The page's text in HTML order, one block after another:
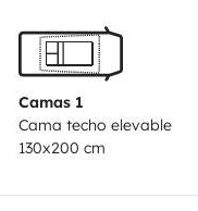
Camas 1
Cama techo elevable
130x200 cm